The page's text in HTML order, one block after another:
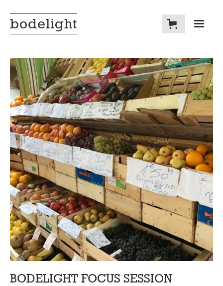
bodelight
BODELIGHT FOCUS SESSION